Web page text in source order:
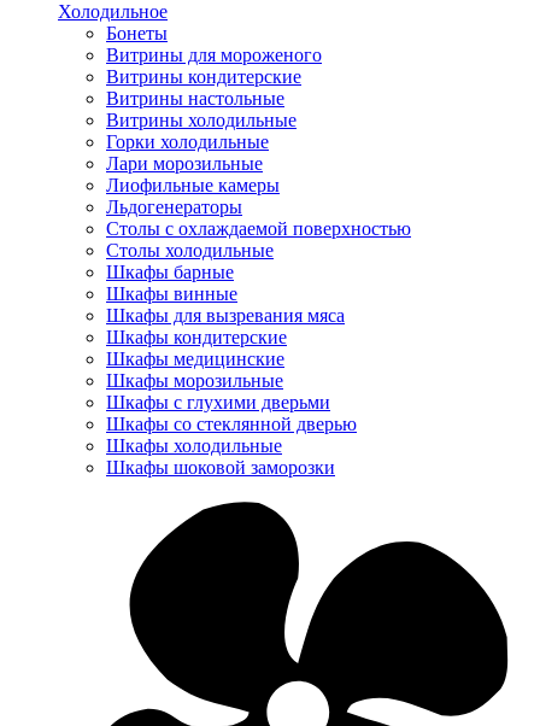
Холодильное
Бонеты
Витрины для мороженого
Витрины кондитерские
Витрины настольные
Витрины холодильные
Горки холодильные
Лари морозильные
Лиофильные камеры
Льдогенераторы
Столы с охлаждаемой поверхностью
Столы холодильные
Шкафы барные
Шкафы винные
Шкафы для вызревания мяса
Шкафы кондитерские
Шкафы медицинские
Шкафы морозильные
Шкафы с глухими дверьми
Шкафы со стеклянной дверью
Шкафы холодильные
Шкафы шоковой заморозки